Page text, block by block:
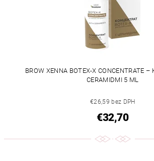
BROW XENNA BOTEX-X CONCENTRATE –
CERAMIDMI 5 ML
€26,59 bez DPH
€32,70